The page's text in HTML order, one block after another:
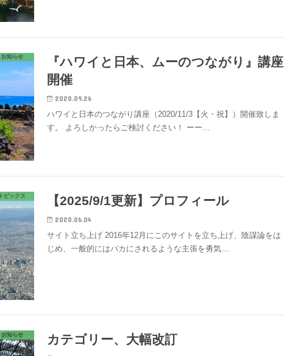
お知らせ
『ハワイと日本、ムーのつながり』講座
開催
2020.09.26
ハワイと日本のつながり講座（2020/11/3【火・祝】）開催致しま
す。 よろしかったらご検討ください！ ーー…
トピックス 【2025/9/1更新】プロフィール
2020.06.04
サイト立ち上げ 2016年12月にこのサイトを立ち上げ、陰謀論をは
じめ、一般的にはバカにされるような主張を勇気…
お知らせ カテゴリー、大幅改訂